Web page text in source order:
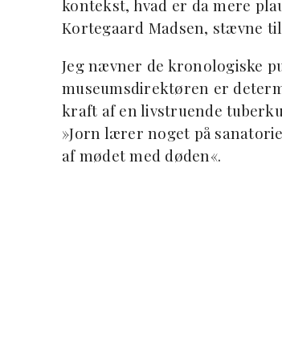
kontekst, hvad er da mere
Kortegaard Madsen, stævne
Jeg nævner de kronologiske
museumsdirektøren er
kraft af en livstruende
»Jorn lærer noget på
af mødet med døden«.